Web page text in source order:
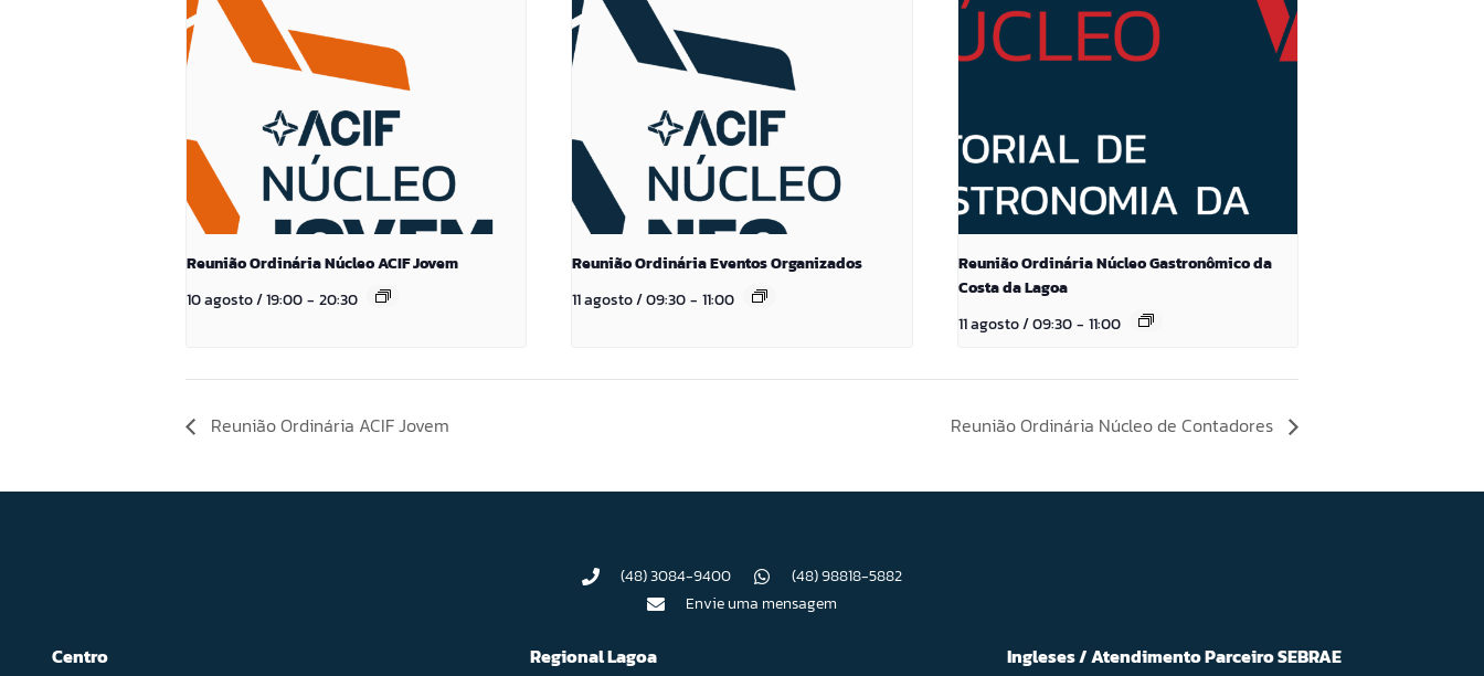
Reunião Ordinária Núcleo ACIF Jovem
10 agosto / 19:00- 20:30
Reunião Ordinária Eventos Organizados
11 agosto / 09:30 - 11:00
Reunião Ordinária Núcleo Gastronômico da
Costa da Lagoa
11 agosto / 09:30- 11:00
Reunião Ordinária ACIF Jovem Reunião Ordinária Núcleo de Contadores
(48) 3084-9400
(48) 98818-5882
Envie uma mensagem
Centro Regional Lagoa Ingleses / Atendimento Parceiro SEBRAE